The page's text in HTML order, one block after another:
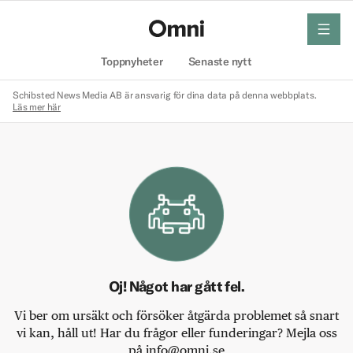
Toppnyheter Senaste nytt
meny
Schibsted News Media AB är ansvarig för dina data på denna webbplats.
Läs mer här
Oj! Något har gått fel.
Vi ber om ursäkt och försöker åtgärda problemet så snart
vi kan, håll ut! Har du frågor eller funderingar? Mejla oss